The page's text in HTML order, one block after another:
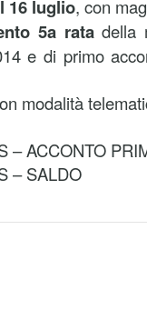
16 luglio, con
5a ratadella
e di primo
modalità
– ACCONTO
– SALDO